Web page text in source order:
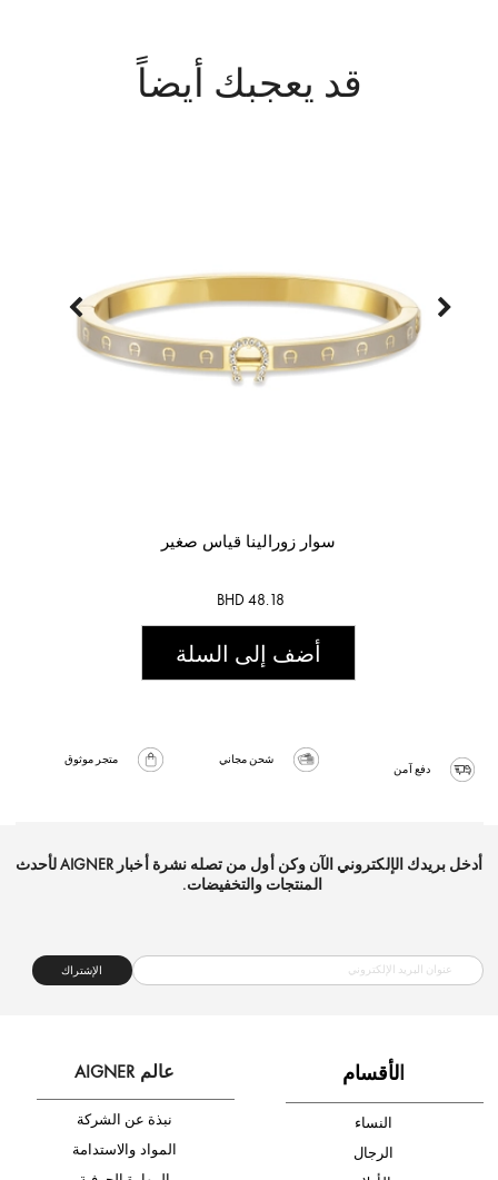
قد يعجبك أيضاً
سوار زورالينا قياس صغير
BHD 48.18
أضف إلى السلة
شحن مجاني متجر موثوق
المنتجات والتخفيضات.